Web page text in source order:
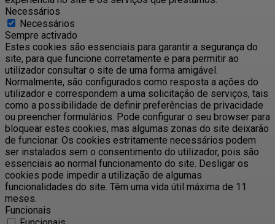
Necessários
Necessários
Sempre activado
Estes cookies são essenciais para garantir a segurança do
site, para que funcione corretamente e para permitir ao
utilizador consultar o site de uma forma amigável.
Normalmente, são configurados como resposta a ações do
utilizador e correspondem a uma solicitação de serviços, tais
como a possibilidade de definir preferências de privacidade
ou preencher formulários. Pode configurar o seu browser para
bloquear estes cookies, mas algumas zonas do site deixarão
de funcionar. Os cookies estritamente necessários podem
ser instalados sem o consentimento do utilizador, pois são
essenciais ao normal funcionamento do site. Desligar os
cookies pode impedir a utilização de algumas
funcionalidades do site. Têm uma vida útil máxima de 11
meses.
Funcionais